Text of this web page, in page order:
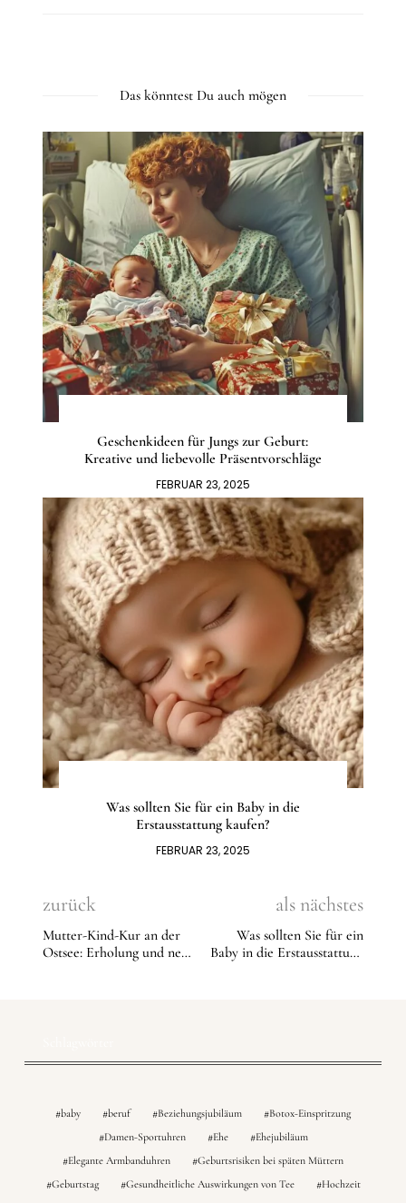
Das könntest Du auch mögen
Geschenkideen für Jungs zur Geburt:
Kreative und liebevolle Präsentvorschläge
FEBRUAR 23, 2025
Was sollten Sie für ein Baby in die
Erstausstattung kaufen?
FEBRUAR 23, 2025
zurück
Mutter-Kind-Kur an der
Ostsee: Erholung und neue
als nächstes
Was sollten Sie für ein
Baby in die Erstausstattung
baby beruf Beziehungsjubiläum
Botox-Einspritzung
Damen-Sportuhren
Ehe
Ehejubiläum
Elegante Armbanduhren
Geburtsrisiken bei späten Müttern
Geburtstag
Gesundheitliche Auswirkungen von Tee
Hochzeit